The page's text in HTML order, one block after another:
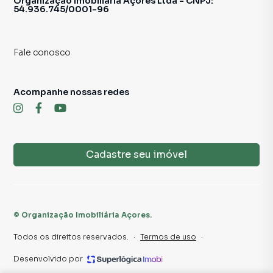
🚗 3 VAGAS DE GARAGEM
No Condomínio Auguri Mooca você encontra:
• Academia
• Espaço gourmet
• Churrasqueira
• Salão de jogos
54.936.745/0001-96
Fale conosco
Cadastre seu imóvel
Acompanhe nossas redes
© Organização Imobiliária Açores.
Todos os direitos reservados. · Termos de uso ·
Desenvolvido por